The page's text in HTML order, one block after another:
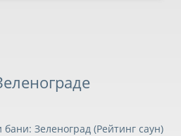
Зеленоград (Рейтинг саун)